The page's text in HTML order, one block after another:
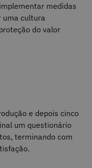
medidas
uma cultura
do valor
e depois cinco
um questionário
terminando com